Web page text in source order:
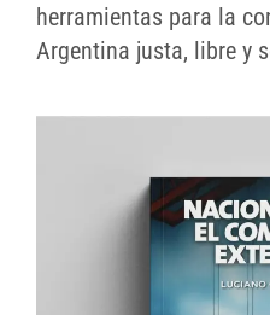
herramientas para la
Argentina justa, libre y